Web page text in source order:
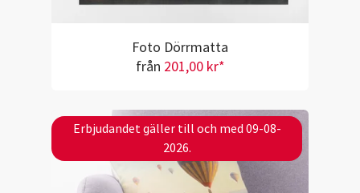
Foto Dörrmatta
från 201,00 kr*
Erbjudandet gäller till och med 09-08-
2026.